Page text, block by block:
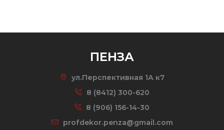
ПЕНЗА
ул.Перспективная 1А к7
8 (8412) 300-620
8 (906) 156-14-30
profdekor.penza@gmail.com